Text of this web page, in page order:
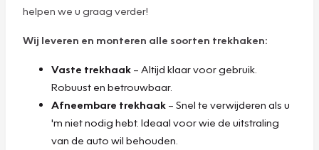
helpen we u graag verder!
Wij leveren en monteren alle soorten trekhaken:
Vaste trekhaak – Altijd klaar voor gebruik.
Robuust en betrouwbaar.
Afneembare trekhaak – Snel te verwijderen als u
'm niet nodig hebt. Ideaal voor wie de uitstraling
van de auto wil behouden.